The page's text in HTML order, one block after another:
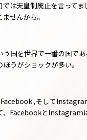
は天皇制廃止を言って
せんから。
う国を世界で一番の国で
うがショックが多い。
,そして
、FacebookとInstagram